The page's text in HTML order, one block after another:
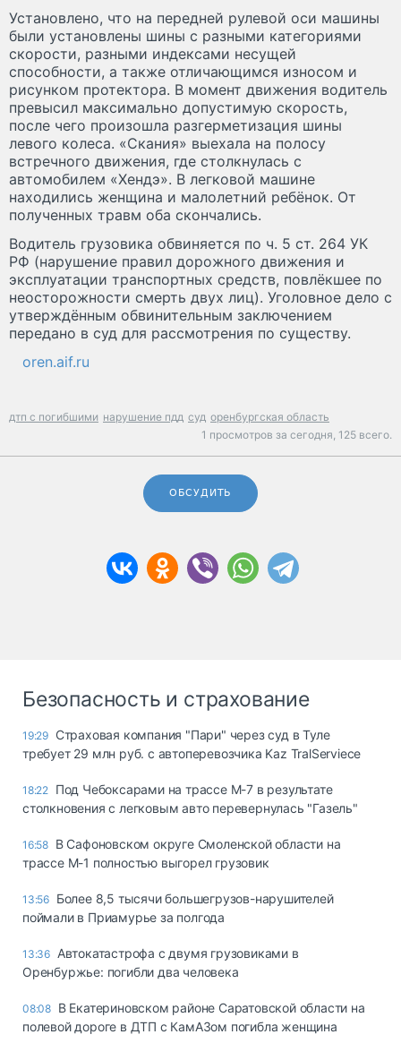
Установлено, что на передней рулевой оси машины
были установлены шины с разными категориями
скорости, разными индексами несущей
способности, а также отличающимся износом и
рисунком протектора. В момент движения водитель
превысил максимально допустимую скорость,
после чего произошла разгерметизация шины
левого колеса. «Скания» выехала на полосу
встречного движения, где столкнулась с
автомобилем «Хендэ». В легковой машине
находились женщина и малолетний ребёнок. От
полученных травм оба скончались.
Водитель грузовика обвиняется по ч. 5 ст. 264 УК
РФ (нарушение правил дорожного движения и
эксплуатации транспортных средств, повлёкшее по
неосторожности смерть двух лиц). Уголовное дело с
утверждённым обвинительным заключением
передано в суд для рассмотрения по существу.
oren.aif.ru
дтп с погибшими нарушение пдд суд оренбургская область
1 просмотров за сегодня, 125 всего.
ОБСУДИТЬ
Безопасность и страхование
19:29 Страховая компания "Пари" через суд в Туле
требует 29 млн руб. с автоперевозчика Kaz TralServiece
18:22 Под Чебоксарами на трассе М-7 в результате
столкновения с легковым авто перевернулась "Газель"
16:58 В Сафоновском округе Смоленской области на
трассе М-1 полностью выгорел грузовик
13:56 Более 8,5 тысячи большегрузов-нарушителей
поймали в Приамурье за полгода
13:36 Автокатастрофа с двумя грузовиками в
Оренбуржье: погибли два человека
08:08 В Екатериновском районе Саратовской области на
полевой дороге в ДТП с КамАЗом погибла женщина